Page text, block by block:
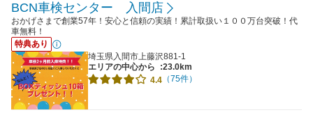
BCN車検センター 入間店
おかげさまで創業57年！安心と信頼の実績！累計取扱い１００万台突破！代
車無料！
特典あり
埼玉県入間市上藤沢881-1
エリアの中心から
:23.0km
4.4 （75件）